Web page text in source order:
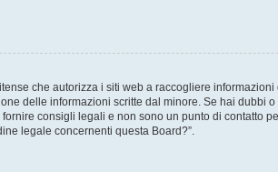
che autorizza i siti web a raccogliere
delle informazioni scritte dal minore. Se hai dubbi
consigli legali e non sono un punto di contatto
legale concernenti questa Board?”.